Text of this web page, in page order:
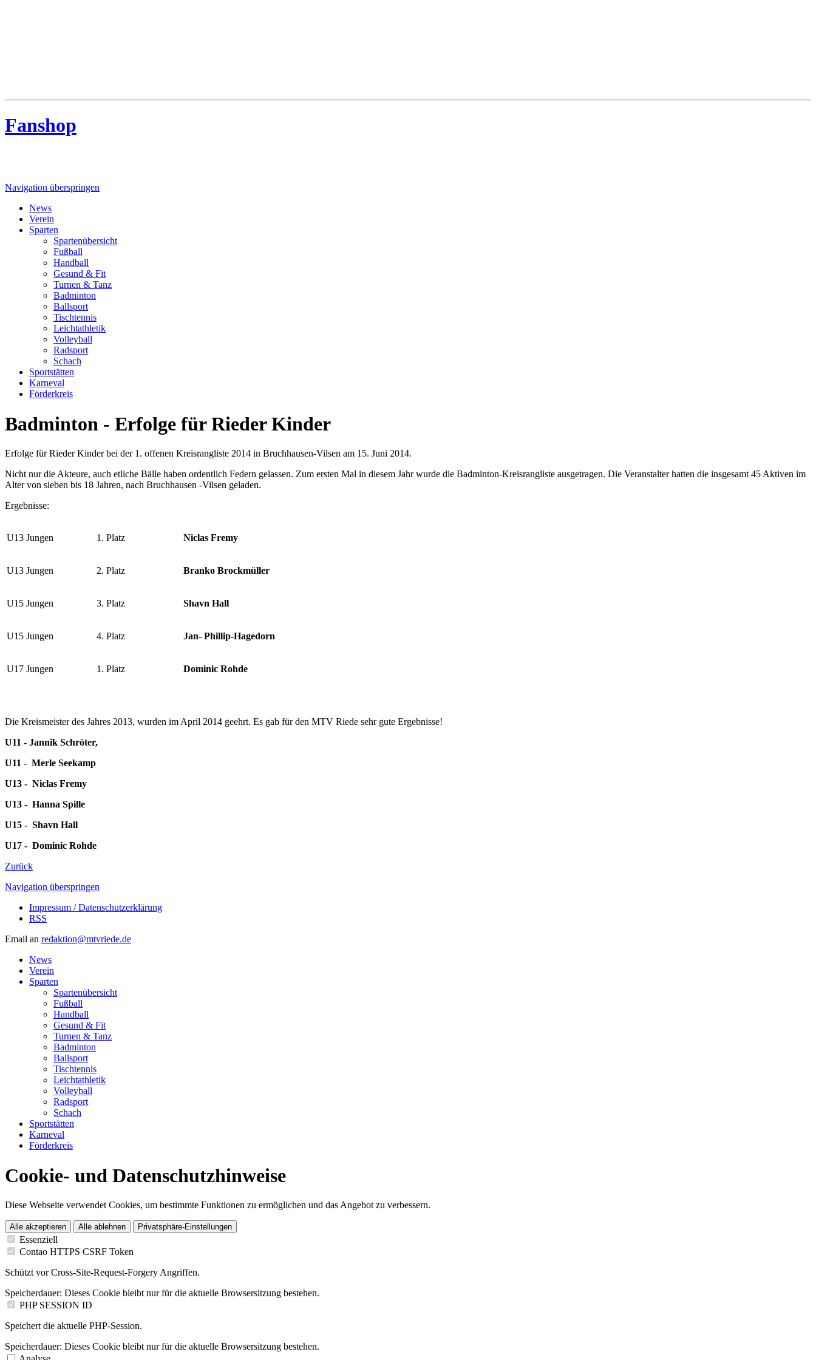
Fanshop
Navigation überspringen
News
Verein
Sparten
Spartenübersicht
Fußball
Handball
Gesund & Fit
Turnen & Tanz
Badminton
Ballsport
Tischtennis
Leichtathletik
Volleyball
Radsport
Schach
Sportstätten
Karneval
Förderkreis
Badminton - Erfolge für Rieder Kinder
Erfolge für Rieder Kinder bei der 1. offenen Kreisrangliste 2014 in Bruchhausen-Vilsen am 15. Juni 2014.
Nicht nur die Akteure, auch etliche Bälle haben ordentlich Federn gelassen. Zum ersten Mal in diesem Jahr wurde die Badminton-Kreisrangliste ausgetragen. Die Veranstalter hatten die insgesamt 45 Aktiven im
Alter von sieben bis 18 Jahren, nach Bruchhausen -Vilsen geladen.
Ergebnisse:
U13 Jungen 1. Platz Niclas Fremy
U13 Jungen 2. Platz Branko Brockmüller
U15 Jungen 3. Platz Shavn Hall
U15 Jungen 4. Platz Jan- Phillip-Hagedorn
U17 Jungen 1. Platz Dominic Rohde
Die Kreismeister des Jahres 2013, wurden im April 2014 geehrt. Es gab für den MTV Riede sehr gute Ergebnisse!
U11 - Jannik Schröter,
U11 - Merle Seekamp
U13 - Niclas Fremy
U13 - Hanna Spille
U15 - Shavn Hall
U17 - Dominic Rohde
Zurück
Navigation überspringen
Impressum / Datenschutzerklärung
RSS
Email an redaktion@mtvriede.de
News
Verein
Sparten
Spartenübersicht
Fußball
Handball
Gesund & Fit
Turnen & Tanz
Badminton
Ballsport
Tischtennis
Leichtathletik
Volleyball
Radsport
Schach
Sportstätten
Karneval
Förderkreis
Cookie- und Datenschutzhinweise
Diese Webseite verwendet Cookies, um bestimmte Funktionen zu ermöglichen und das Angebot zu verbessern.
Alle akzeptieren Alle ablehnen Privatsphäre-Einstellungen
Essenziell
Contao HTTPS CSRF Token
Schützt vor Cross-Site-Request-Forgery Angriffen.
Speicherdauer: Dieses Cookie bleibt nur für die aktuelle Browsersitzung bestehen.
PHP SESSION ID
Speichert die aktuelle PHP-Session.
Speicherdauer: Dieses Cookie bleibt nur für die aktuelle Browsersitzung bestehen.